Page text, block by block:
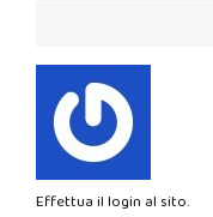
Effettua il login al sito.